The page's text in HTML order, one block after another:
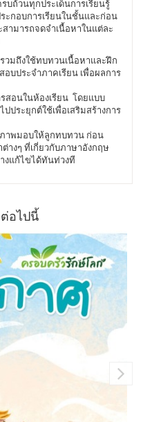
บถ้วนทุกประเด็นการเรียนรู้
ะกอบการเรียนในชั้นและก่อน
สามารถจดจำเนื้อหาในแต่ละ
วมถึงใช้ทบทวนเนื้อหาและฝึก
บประจำภาคเรียน เพื่อผลการ
สอนในห้องเรียน โดยแบบ
ประยุกต์ใช้เพื่อเสริมสร้างการ
าพมอบให้ลูกทบทวน ก่อน
างๆ ที่เกี่ยวกับภาษาอังกฤษ
งแก้ไขได้ทันท่วงที
อไปนี้